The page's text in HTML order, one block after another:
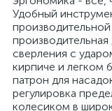
Удобный
сверления с
кирпиче и легком
патрон для
регулировка
колесиком в